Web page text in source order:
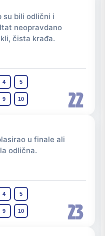
22
su bili odlični i
neopravdano
čista krađa.
4 5
9 10
23
u finale ali
odlična.
4 5
9 10